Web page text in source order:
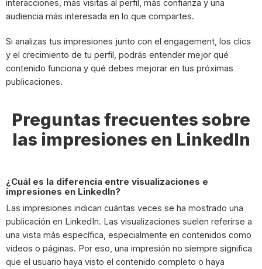
interacciones, más visitas al perfil, más confianza y una
audiencia más interesada en lo que compartes.
Si analizas tus impresiones junto con el engagement, los clics
y el crecimiento de tu perfil, podrás entender mejor qué
contenido funciona y qué debes mejorar en tus próximas
publicaciones.
Preguntas frecuentes sobre
las impresiones en LinkedIn
¿Cuál es la diferencia entre visualizaciones e
impresiones en LinkedIn?
Las impresiones indican cuántas veces se ha mostrado una
publicación en LinkedIn. Las visualizaciones suelen referirse a
una vista más específica, especialmente en contenidos como
videos o páginas. Por eso, una impresión no siempre significa
que el usuario haya visto el contenido completo o haya